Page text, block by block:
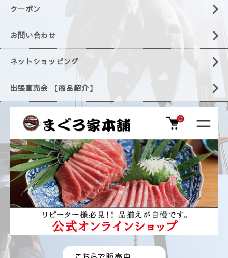
クーポン
お問い合わせ
ネットショッピング
出張直売会 【商品紹介】